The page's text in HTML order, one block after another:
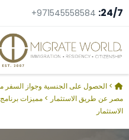
24/7:
+971545558584
> الحصول على الجنسية وجواز السفر
مصر عن طريق الاستثمار > مميزات
الاستثمار